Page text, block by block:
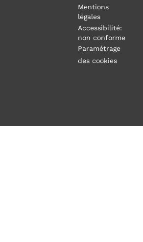
Mentions
légales
Accessibilité:
non conforme
Paramétrage
des cookies